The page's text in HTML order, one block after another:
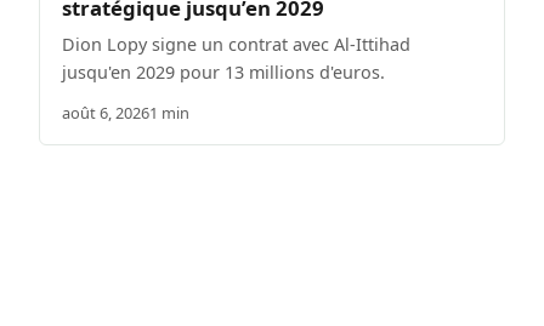
stratégique jusqu’en 2029
Dion Lopy signe un contrat avec Al-Ittihad
jusqu'en 2029 pour 13 millions d'euros.
août 6, 20261 min